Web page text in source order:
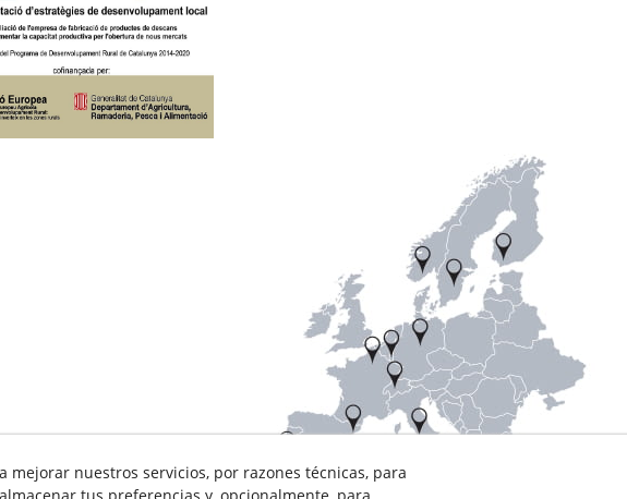
mejorar nuestros servicios, por razones técnicas, para